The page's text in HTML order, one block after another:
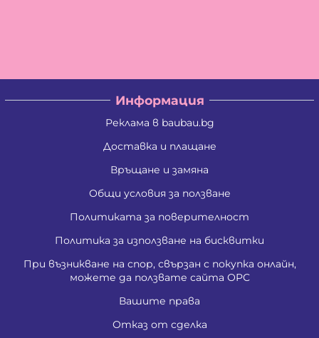
Информация
Реклама в baubau.bg
Доставка и плащане
Връщане и замяна
Общи условия за ползване
Политиката за поверителност
Политика за използване на бисквитки
При възникване на спор, свързан с покупка онлайн,
можете да ползвате сайта ОРС
Вашите права
Отказ от сделка